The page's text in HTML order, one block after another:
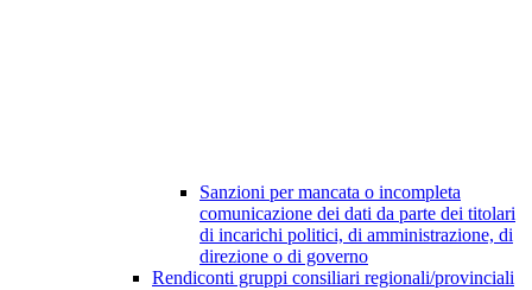
Sanzioni per mancata o incompleta
comunicazione dei dati da parte dei titolari
di incarichi politici, di amministrazione, di
direzione o di governo
Rendiconti gruppi consiliari regionali/provinciali